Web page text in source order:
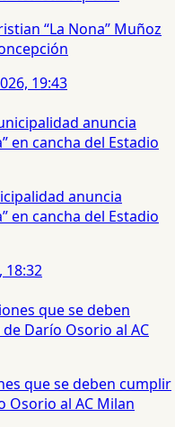
“La Nona” Muñoz
19:43
anuncia
en cancha del Estadio
18:32
que se deben cumplir
Osorio al AC Milan